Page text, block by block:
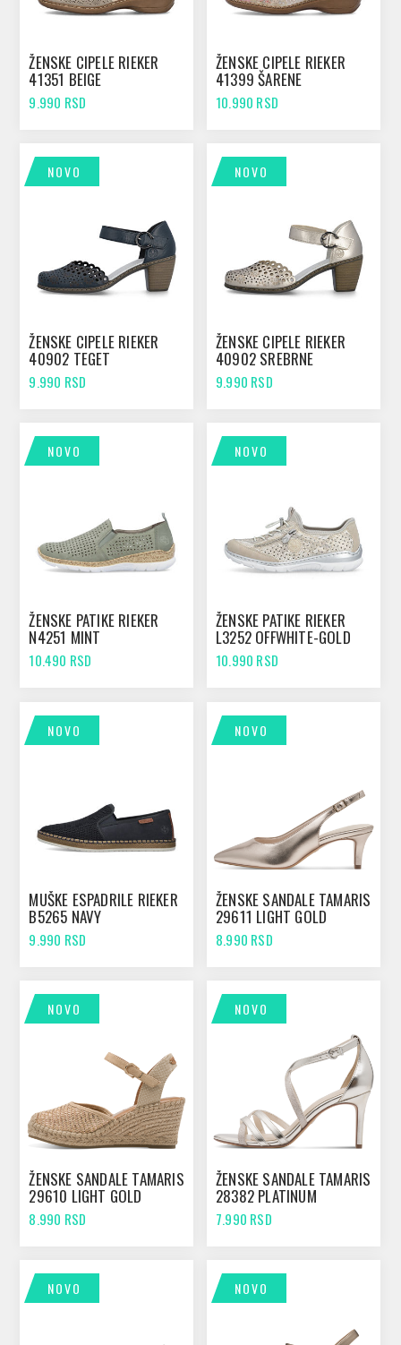
ŽENSKE CIPELE RIEKER
41351 BEIGE
9.990 RSD
ŽENSKE CIPELE RIEKER
41399 ŠARENE
10.990 RSD
NOVO
ŽENSKE CIPELE RIEKER
40902 TEGET
9.990 RSD
NOVO
ŽENSKE CIPELE RIEKER
40902 SREBRNE
9.990 RSD
NOVO
ŽENSKE PATIKE RIEKER
N4251 MINT
10.490 RSD
NOVO
ŽENSKE PATIKE RIEKER
L3252 OFFWHITE-GOLD
10.990 RSD
NOVO
MUŠKE ESPADRILE RIEKER
B5265 NAVY
9.990 RSD
NOVO
ŽENSKE SANDALE TAMARIS
29611 LIGHT GOLD
8.990 RSD
NOVO
ŽENSKE SANDALE TAMARIS
29610 LIGHT GOLD
8.990 RSD
NOVO
ŽENSKE SANDALE TAMARIS
28382 PLATINUM
7.990 RSD
NOVO NOVO